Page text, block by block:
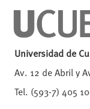
Universidad de
Av. 12 de Abril y
Tel. (593-7) 405